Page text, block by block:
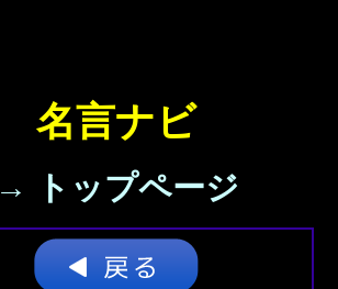
名言ナビ
→ トップページ